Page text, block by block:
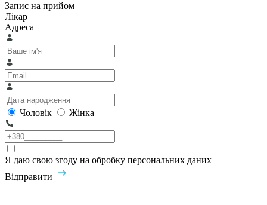
Запис на прийом
Лікар
Адреса
Чоловік Жінка
Я даю свою згоду на обробку персональних даних
Відправити